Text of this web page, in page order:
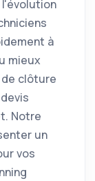
à
mieux
clôture
Notre
un
vos